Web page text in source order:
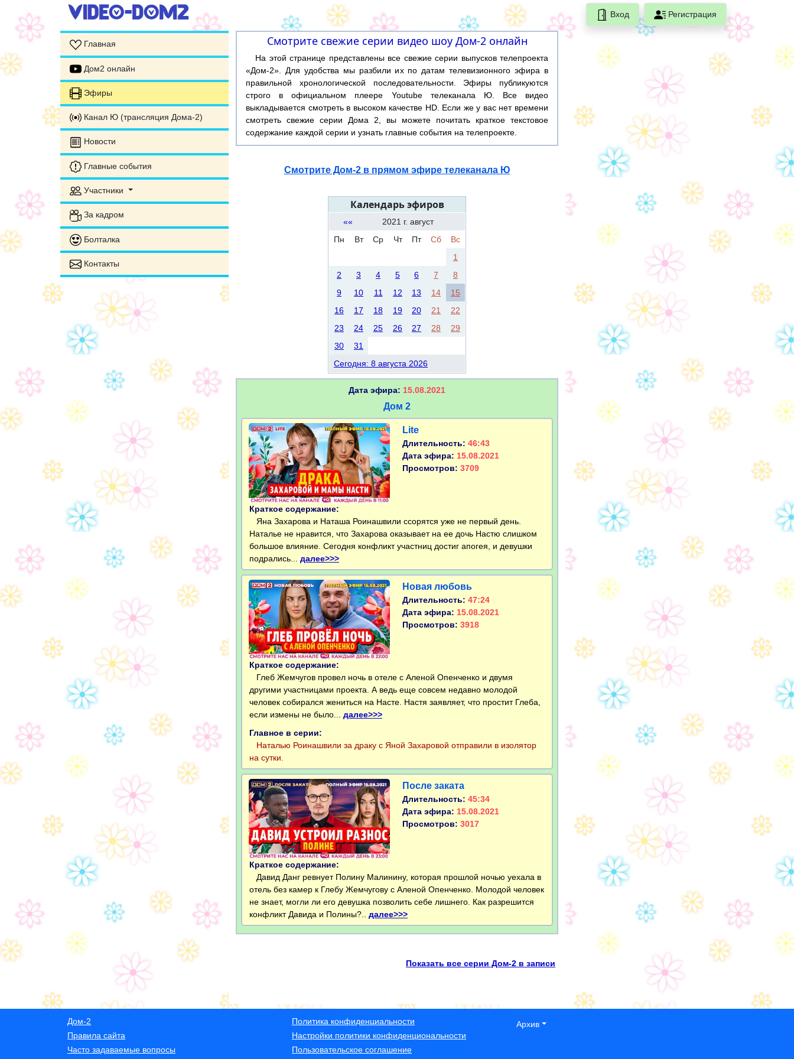
Вход Регистрация
Главная
Дом2 онлайн
Эфиры
Канал Ю (трансляция Дома-2)
Новости
Главные события
Участники
За кадром
Болталка
Контакты
Смотрите свежие серии видео шоу Дом-2 онлайн
На этой странице представлены все свежие серии выпусков телепроекта
«Дом-2». Для удобства мы разбили их по датам телевизионного эфира в
правильной хронологической последовательности. Эфиры публикуются
строго в официальном плеере Youtube телеканала Ю. Все видео
выкладывается смотреть в высоком качестве HD. Если же у вас нет времени
смотреть свежие серии Дома 2, вы можете почитать краткое текстовое
содержание каждой серии и узнать главные события на телепроекте.
Смотрите Дом-2 в прямом эфире телеканала Ю
Календарь эфиров
««
2021 г. август
Пн
Вт Ср Чт Пт Сб
Вс
1
2
3 4 5 6 7
8
9
10 11 12 13 14
15
16
17 18 19 20 21
22
23
24 25 26 27 28
29
30
31
Сегодня: 8 августа 2026
Дата эфира: 15.08.2021
Дом 2
Lite
Длительность: 46:43
Дата эфира: 15.08.2021
Просмотров: 3709
Краткое содержание:
Яна Захарова и Наташа Роинашвили ссорятся уже не первый день.
Наталье не нравится, что Захарова оказывает на ее дочь Настю слишком
большое влияние. Сегодня конфликт участниц достиг апогея, и девушки
подрались... далее>>>
Новая любовь
Длительность: 47:24
Дата эфира: 15.08.2021
Просмотров: 3918
Краткое содержание:
Глеб Жемчугов провел ночь в отеле с Аленой Опенченко и двумя
другими участницами проекта. А ведь еще совсем недавно молодой
человек собирался жениться на Насте. Настя заявляет, что простит Глеба,
если измены не было... далее>>>
Главное в серии:
Наталью Роинашвили за драку с Яной Захаровой отправили в изолятор
на сутки.
После заката
Длительность: 45:34
Дата эфира: 15.08.2021
Просмотров: 3017
Краткое содержание:
Давид Данг ревнует Полину Малинину, которая прошлой ночью уехала в
отель без камер к Глебу Жемчугову с Аленой Опенченко. Молодой человек
не знает, могли ли его девушка позволить себе лишнего. Как разрешится
конфликт Давида и Полины?.. далее>>>
Показать все серии Дом-2 в записи
Дом-2
Правила сайта
Часто задаваемые вопросы
Политика конфиденциальности
Настройки политики конфиденциональности
Пользовательское соглашение
Архив